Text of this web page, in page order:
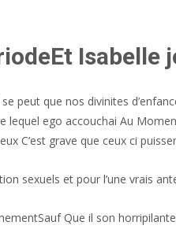
Isabelle
peut que nos divinites
lequel ego accouchai Au
C’est grave que ceux ci
sexuels et pour l’une vrais
Que il son